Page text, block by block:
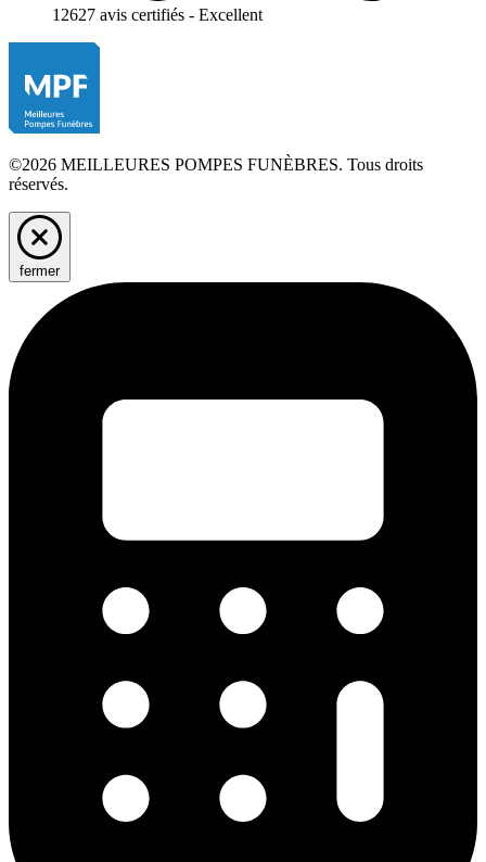
12627 avis certifiés - Excellent
©2026 MEILLEURES POMPES FUNÈBRES. Tous droits
réservés.
fermer